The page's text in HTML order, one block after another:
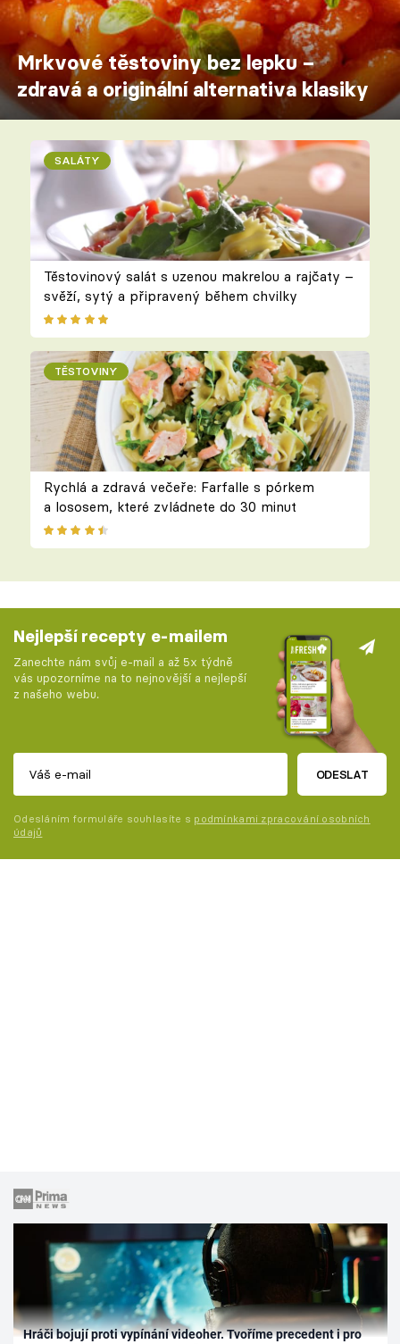
Mrkvové těstoviny bez lepku –
zdravá a originální alternativa klasiky
SALÁTY
Těstovinový salát s uzenou makrelou a rajčaty –
svěží, sytý a připravený během chvilky
TĚSTOVINY
Rychlá a zdravá večeře: Farfalle s pórkem
a lososem, které zvládnete do 30 minut
Nejlepší recepty e-mailem
Zanechte nám svůj e-mail a až 5x týdně
vás upozorníme na to nejnovější a nejlepší
z našeho webu.
ODESLAT
Odesláním formuláře souhlasíte s podmínkami zpracování osobních
údajů
Hráči bojují proti vypínání videoher. Tvoříme precedent i pro